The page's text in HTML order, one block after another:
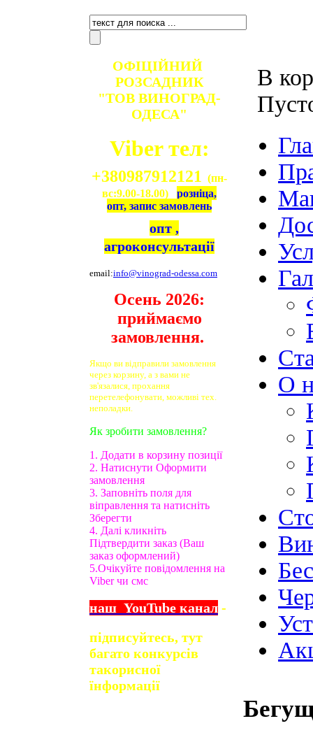
ОФІЦІЙНИЙ
РОЗСАДНИК
"ТОВ ВИНОГРАД-
ОДЕСА"
Viber тел:
+380987912121 (пн-
вс:9.00-18.00) розніца,
опт, запис замовлень
опт ,
агроконсультації
email:info@vinograd-odessa.com
Осень 2026:
приймаємо
замовлення.
Якщо ви відправили замовлення
через корзину, а з вами не
зв'язалися, прохання
перетелефонувати, можливі тех.
неполадки.
Як зробити замовлення?
1. Додати в корзину позиції
2. Натиснути Оформити
замовлення
3. Заповніть поля для
віправлення та натисніть
Зберегти
4. Далі кликніть
Підтвердити заказ (Ваш
заказ оформлений)
5.Очікуйте повідомлення на
Viber чи смс
наш YouTube канал -
підписуйтесь, тут
багато конкурсів
такорисної
їнформації
В
О